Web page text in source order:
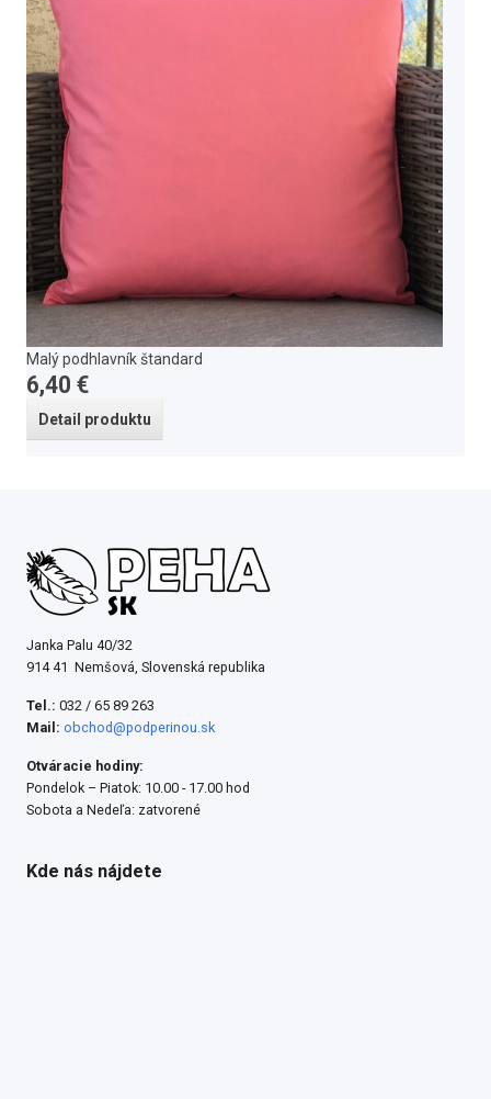
Malý podhlavník štandard
6,40 €
Detail produktu
Janka Palu 40/32
914 41 Nemšová, Slovenská republika
Tel.: 032 / 65 89 263
Mail: obchod@podperinou.sk
Otváracie hodiny:
Pondelok – Piatok: 10.00 - 17.00 hod
Sobota a Nedeľa: zatvorené
Kde nás nájdete